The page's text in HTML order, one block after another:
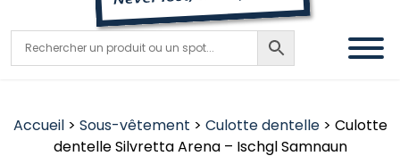
Accueil> Sous-vêtement > Culotte dentelle> Culotte
dentelle Silvretta Arena – Ischgl Samnaun